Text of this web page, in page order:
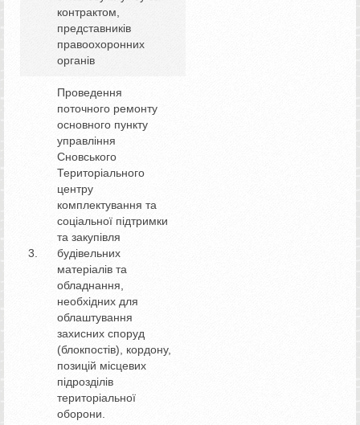
контрактом,
представників
правоохоронних
органів
3.
Проведення
поточного ремонту
основного пункту
управління
Сновського
Територіального
центру
комплектування та
соціальної підтримки
та закупівля
будівельних
матеріалів та
обладнання,
необхідних для
облаштування
захисних споруд
(блокпостів), кордону,
позицій місцевих
підрозділів
територіальної
оборони.